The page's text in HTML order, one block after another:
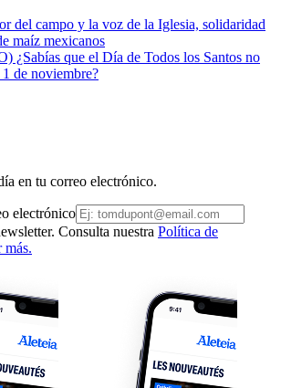
del campo y la voz de la Iglesia, solidaridad
maíz mexicanos
¿Sabías que el Día de Todos los Santos no
de noviembre?
en tu correo electrónico.
electrónico
Consulta nuestra Política de
más.